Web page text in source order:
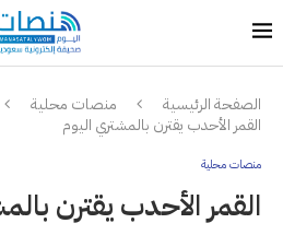
الصفحة الرئيسية
منصات محلية
القمر الأحدب يقترن بالمشتري اليوم
منصات محلية
القمر الأحدب يقترن